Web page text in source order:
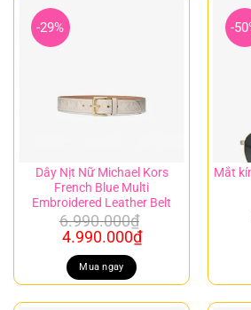
-29%
Dây Nịt Nữ Michael Kors
French Blue Multi
Embroidered Leather Belt
6.990.000₫
Giá
gốc
là:
6.990.000₫.
4.990.000₫Giá
là:
4.990.000₫.
Mua ngay
-
Mắt